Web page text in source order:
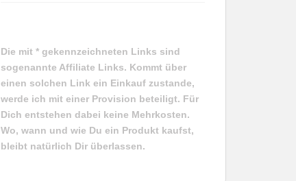
Die mit * gekennzeichneten Links sind
sogenannte Affiliate Links. Kommt über
einen solchen Link ein Einkauf zustande,
werde ich mit einer Provision beteiligt. Für
Dich entstehen dabei keine Mehrkosten.
Wo, wann und wie Du ein Produkt kaufst,
bleibt natürlich Dir überlassen.